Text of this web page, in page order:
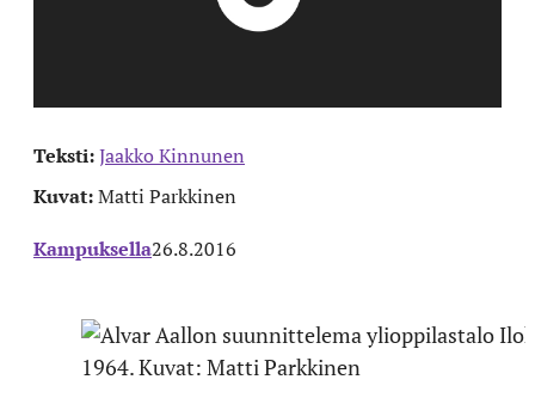
Teksti:Jaakko Kinnunen
Kuvat:Matti Parkkinen
Kampuksella26.8.2016